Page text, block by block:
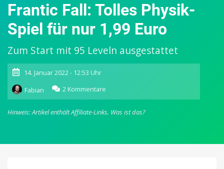
Frantic Fall: Tolles Physik-
Spiel für nur 1,99 Euro
Zum Start mit 95 Leveln ausgestattet
14. Januar 2022 - 12:53 Uhr
Fabian
2 Kommentare
Frantic
Tolles
für
Hinweis: Artikel enthält Affiliate-Links. Was ist das?